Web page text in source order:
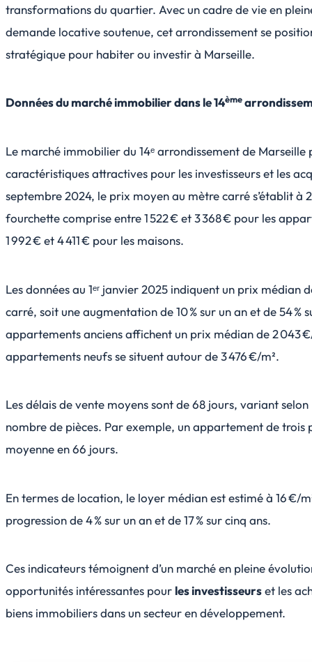
transformations du quartier. Avec un cadre de vie en
demande locative soutenue, cet arrondissement se
stratégique pour habiter ou investir à Marseille.
Données du marché immobilier dans le 14ème
Le marché immobilier du 14ᵉ arrondissement de Marseille
caractéristiques attractives pour les investisseurs et les
septembre 2024, le prix moyen au mètre carré s’établit à
fourchette comprise entre 1 522 € et 3 368 € pour les
1 992 € et 4 411 € pour les maisons.
Les données au 1ᵉʳ janvier 2025 indiquent un prix médian
carré, soit une augmentation de 10 % sur un an et de 54 %
appartements anciens affichent un prix médian de 2 043
appartements neufs se situent autour de 3 476 €/m².
Les délais de vente moyens sont de 68 jours, variant
nombre de pièces. Par exemple, un appartement de trois
moyenne en 66 jours.
En termes de location, le loyer médian est estimé à 16 €/
progression de 4 % sur un an et de 17 % sur cinq ans.
Ces indicateurs témoignent d’un marché en pleine
opportunités intéressantes pour les investisseurset les
biens immobiliers dans un secteur en développement.